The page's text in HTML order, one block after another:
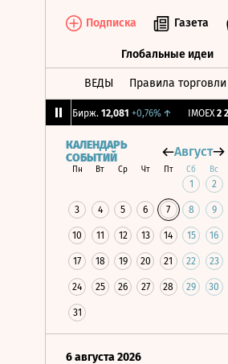
Подписка Газета
Глобальные идеи
ВЕДЫ Правила торговли
CNY Бирж. 12,081 +0,76%↑ IMOEX 2
КАЛЕНДАРЬ
СОБЫТИЙ
Август
Пн Вт Ср Чт Пт Сб Вс
1 2
3 4 5 6 7 8 9
10 11 12 13 14 15 16
17 18 19 20 21 22 23
24 25 26 27 28 29 30
31
6 августа 2026